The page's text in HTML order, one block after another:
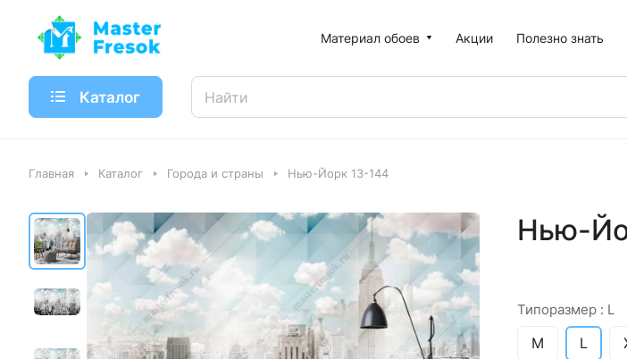
Материал обоев Акции Полезно знать
Каталог
Главная Каталог Города и страны Нью-Йорк 13-144
Нью-
Типоразмер : L
M L